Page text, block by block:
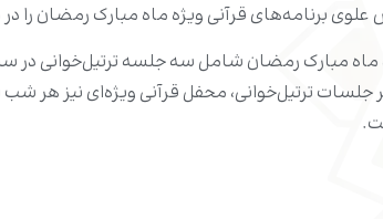
قرآنی ویژه ماه مبارک رمضان را در صحن و سرای بارگاه
ماه مبارک رمضان شامل سه جلسه ترتیل‌خوانی در